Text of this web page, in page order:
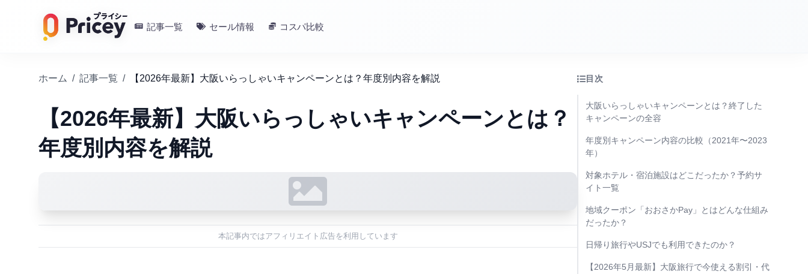
記事一覧 セール情報 コスパ比較
ホーム / 記事一覧 / 【2026年最新】大阪いらっしゃいキャンペーンとは？年度別内容を解説
【2026年最新】大阪いらっしゃいキャンペーンとは？
年度別内容を解説
本記事内ではアフィリエイト広告を利用しています
目次
大阪いらっしゃいキャンペーンとは？終了した
キャンペーンの全容
年度別キャンペーン内容の比較（2021年〜2023
年）
対象ホテル・宿泊施設はどこだったか？予約サ
イト一覧
地域クーポン「おおさかPay」とはどんな仕組み
だったか？
日帰り旅行やUSJでも利用できたのか？
【2026年5月最新】大阪旅行で今使える割引・代